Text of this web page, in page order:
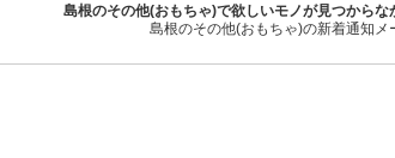
島根のその他(おもちゃ)で欲しいモノが見つからな
島根のその他(おもちゃ)の新着通知メ